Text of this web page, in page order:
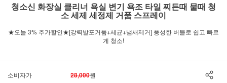
청소신 화장실 클리너 욕실 변기 욕조 타일 찌든때 물때 청
소 세제 세정제 거품 스프레이
★오늘 3% 추가할인★[강력발포거품+세균+냄새제거] 풍성한 버블로 쉽고 빠르
게 청소!
소비자가 28,000원